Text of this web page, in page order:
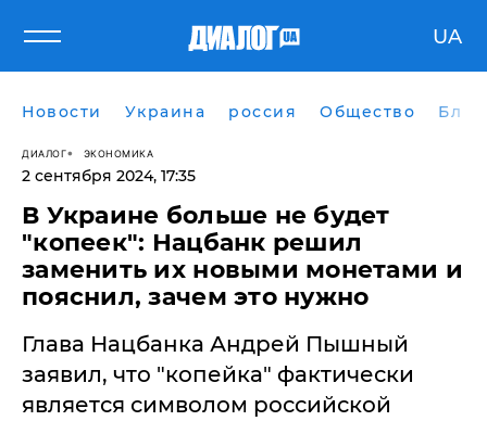
UA
Новости Украина россия Общество
ДИАЛОГ ЭКОНОМИКА
2 сентября 2024, 17:35
В Украине больше не будет
"копеек": Нацбанк решил
заменить их новыми монетами и
пояснил, зачем это нужно
Глава Нацбанка Андрей Пышный
заявил, что "копейка" фактически
является символом российской